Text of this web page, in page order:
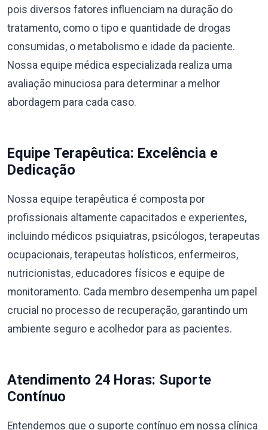
pois diversos fatores influenciam na duração do
tratamento, como o tipo e quantidade de drogas
consumidas, o metabolismo e idade da paciente.
Nossa equipe médica especializada realiza uma
avaliação minuciosa para determinar a melhor
abordagem para cada caso.
Equipe Terapêutica: Excelência e
Dedicação
Nossa equipe terapêutica é composta por
profissionais altamente capacitados e experientes,
incluindo médicos psiquiatras, psicólogos, terapeutas
ocupacionais, terapeutas holísticos, enfermeiros,
nutricionistas, educadores físicos e equipe de
monitoramento. Cada membro desempenha um papel
crucial no processo de recuperação, garantindo um
ambiente seguro e acolhedor para as pacientes.
Atendimento 24 Horas: Suporte
Contínuo
Entendemos que o suporte contínuo em nossa clínica